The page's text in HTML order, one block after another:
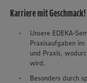
Karriere mit Geschmack!
Unsere EDEKA-
Praxisaufgaben
und Praxis,
wird.
Besonders durch